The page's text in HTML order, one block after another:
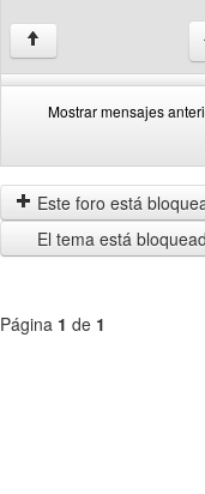
↑
Mostrar mensajes
mensajes
anteriores
by
Este foro está
El tema está
Página 1 de 1